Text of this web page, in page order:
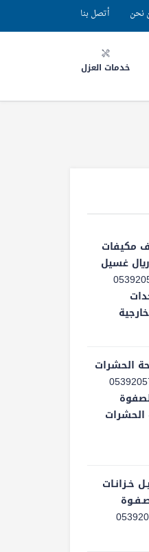
أتصل بنا نحن
خدمات العزل
مكيفات
بالرياض 10 ريال غسيل
الحشرات
0539205789
الصفوة
الحشرات
خـزانـات